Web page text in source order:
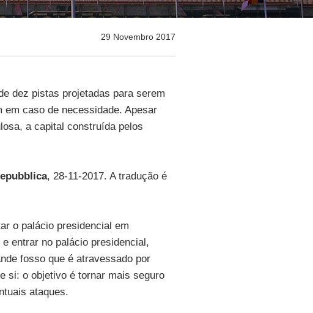
29 Novembro 2017
dez pistas projetadas para serem
caso de necessidade. Apesar
a capital construída pelos
, 28-11-2017. A tradução é
o palácio presidencial em
e entrar no palácio presidencial,
fosso que é atravessado por
si: o objetivo é tornar mais seguro
ataques.